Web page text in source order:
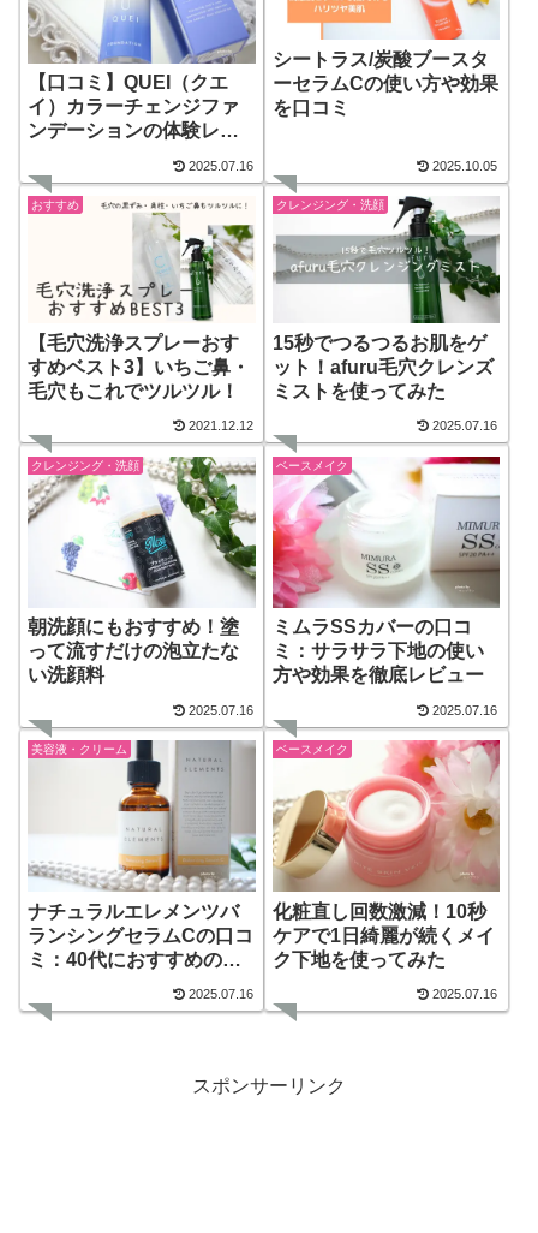
【口コミ】QUEI（クエ
イ）カラーチェンジファ
ンデーションの体験レビ
2025.07.16
シートラス/炭酸ブースタ
ーセラムCの使い方や効果
を口コミ
2025.10.05
おすすめ
【毛穴洗浄スプレーおす
すめベスト3】いちご鼻・
毛穴もこれでツルツル！
2021.12.12
クレンジング・洗顔
15秒でつるつるお肌をゲ
ット！afuru毛穴クレンズ
ミストを使ってみた
2025.07.16
クレンジング・洗顔
朝洗顔にもおすすめ！塗
って流すだけの泡立たな
い洗顔料
2025.07.16
ベースメイク
ミムラSSカバーの口コ
ミ：サラサラ下地の使い
方や効果を徹底レビュー
2025.07.16
美容液・クリーム
ナチュラルエレメンツバ
ランシングセラムCの口コ
ミ：40代におすすめの毛
2025.07.16
ベースメイク
化粧直し回数激減！10秒
ケアで1日綺麗が続くメイ
ク下地を使ってみた
2025.07.16
スポンサーリンク